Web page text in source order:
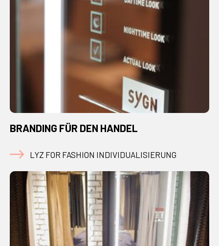
BRANDING FÜR DEN HANDEL
LYZ FOR FASHION INDIVIDUALISIERUNG